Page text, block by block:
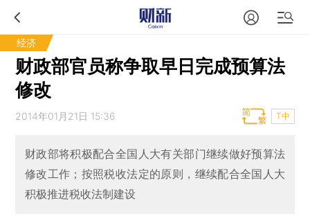
经济
财政部官员称争取早日完成预算法
修改
2014年01月21日 15:36 T中
财政部将积极配合全国人大有关部门继续做好预算法
修改工作；按照税收法定的原则，继续配合全国人大
积极推进税收法制建设